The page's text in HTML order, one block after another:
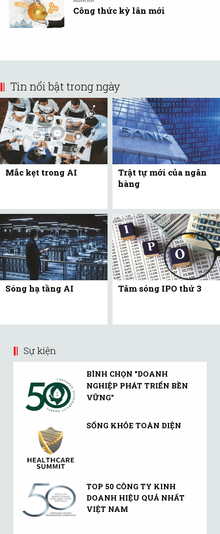
Công thức kỳ lân mới
Tin nổi bật trong ngày
Mắc kẹt trong AI
Trật tự mới của ngân
hàng
Sóng hạ tầng AI Tâm sóng IPO thứ 3
Sự kiện
BÌNH CHỌN "DOANH
NGHIỆP PHÁT TRIỂN BỀN
VỮNG"
SỐNG KHỎE TOÀN DIỆN
TOP 50 CÔNG TY KINH
DOANH HIỆU QUẢ NHẤT
VIỆT NAM